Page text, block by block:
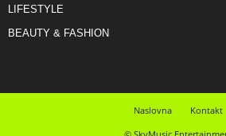
LIFESTYLE
BEAUTY & FASHION
Naslovna
Kontakt